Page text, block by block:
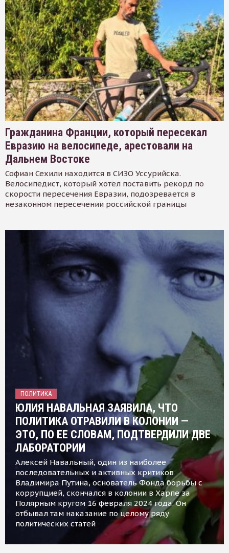
Гражданина Франции, который пересекал
Евразию на велосипеде, арестовали на
Дальнем Востоке
Софиан Сехили находится в СИЗО Уссурийска.
Велосипедист, который хотел поставить рекорд по
скорости пересечения Евразии, подозревается в
незаконном пересечении российской границы
ПОЛИТИКА
ЮЛИЯ НАВАЛЬНАЯ ЗАЯВИЛА, ЧТО
ПОЛИТИКА ОТРАВИЛИ В КОЛОНИИ —
ЭТО, ПО ЕЕ СЛОВАМ, ПОДТВЕРДИЛИ ДВЕ
ЛАБОРАТОРИИ
Алексей Навальный, один из наиболее
последовательных и активных критиков
Владимира Путина, основатель Фонда борьбы с
коррупцией, скончался в колонии в Харпе за
Полярным кругом 16 февраля 2024 года. Он
отбывал там наказание по целому ряду
политических статей